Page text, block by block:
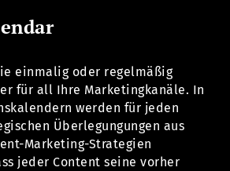
einmalig oder regelmäßig
für all Ihre Marketingkanäle. In
werden für jeden
Überlegungungen aus
Marketing-Strategien
jeder Content seine vorher